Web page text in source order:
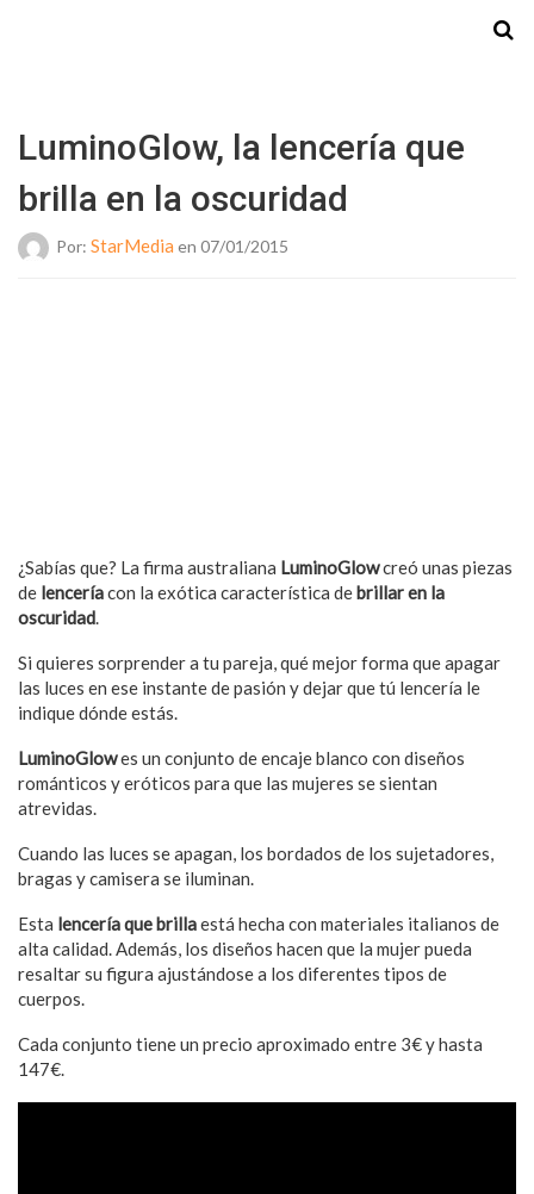
LuminoGlow, la lencería que
brilla en la oscuridad
Por: StarMedia en 07/01/2015
¿Sabías que? La firma australiana LuminoGlowcreó unas piezas
de lenceríacon la exótica característica debrillar en la
oscuridad.
Si quieres sorprender a tu pareja, qué mejor forma que apagar
las luces en ese instante de pasión y dejar que tú lencería le
indique dónde estás.
LuminoGlowes un conjunto de encaje blanco con diseños
románticos y eróticos para que las mujeres se sientan
atrevidas.
Cuando las luces se apagan, los bordados de los sujetadores,
bragas y camisera se iluminan.
Esta lencería que brillaestá hecha con materiales italianos de
alta calidad. Además, los diseños hacen que la mujer pueda
resaltar su figura ajustándose a los diferentes tipos de
cuerpos.
Cada conjunto tiene un precio aproximado entre 3€ y hasta
147€.